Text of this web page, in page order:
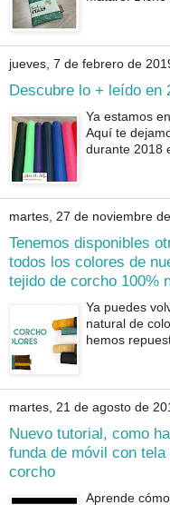
jueves, 7 de febrero de
Descubre lo + leído en
Ya estamos
Aquí te
durante 2018
martes, 27 de noviembre
Tenemos disponibles
todos los colores de
tejido de corcho 100%
Ya puedes
natural de
hemos
martes, 21 de agosto de
Nuevo tutorial, como
funda de móvil con tela
corcho
Aprende